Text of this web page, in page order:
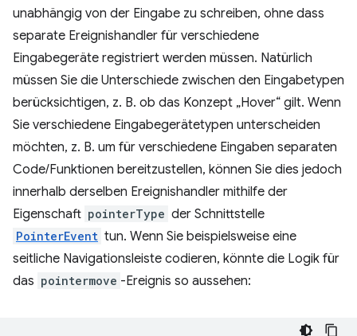
unabhängig von der Eingabe zu schreiben, ohne dass
separate Ereignishandler für verschiedene
Eingabegeräte registriert werden müssen. Natürlich
müssen Sie die Unterschiede zwischen den Eingabetypen
berücksichtigen, z. B. ob das Konzept „Hover“ gilt. Wenn
Sie verschiedene Eingabegerätetypen unterscheiden
möchten, z. B. um für verschiedene Eingaben separaten
Code/Funktionen bereitzustellen, können Sie dies jedoch
innerhalb derselben Ereignishandler mithilfe der
Eigenschaft pointerType der Schnittstelle
PointerEvent tun. Wenn Sie beispielsweise eine
seitliche Navigationsleiste codieren, könnte die Logik für
das pointermove -Ereignis so aussehen: